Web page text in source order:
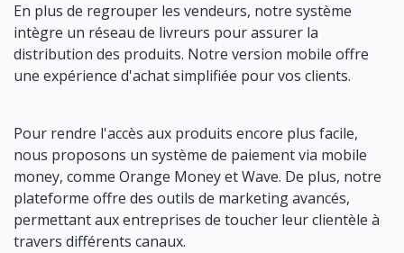
En plus de regrouper les vendeurs, notre système
intègre un réseau de livreurs pour assurer la
distribution des produits. Notre version mobile offre
une expérience d'achat simplifiée pour vos clients.
Pour rendre l'accès aux produits encore plus facile,
nous proposons un système de paiement via mobile
money, comme Orange Money et Wave. De plus, notre
plateforme offre des outils de marketing avancés,
permettant aux entreprises de toucher leur clientèle à
travers différents canaux.